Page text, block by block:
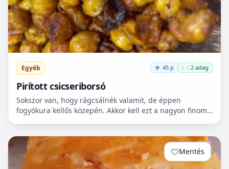
Egyéb 45 p 🍽️ 2 adag
Pirított csicseriborsó
Sokszor van, hogy rágcsálnék valamit, de éppen
fogyókura kellős közepén. Akkor kell ezt a nagyon finom
Mentés 0